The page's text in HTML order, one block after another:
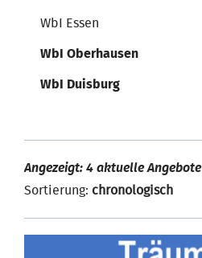
WbI Essen
WbI Oberhausen
WbI Duisburg
Angezeigt: 4 aktuelle Angebote
Sortierung: chronologisch